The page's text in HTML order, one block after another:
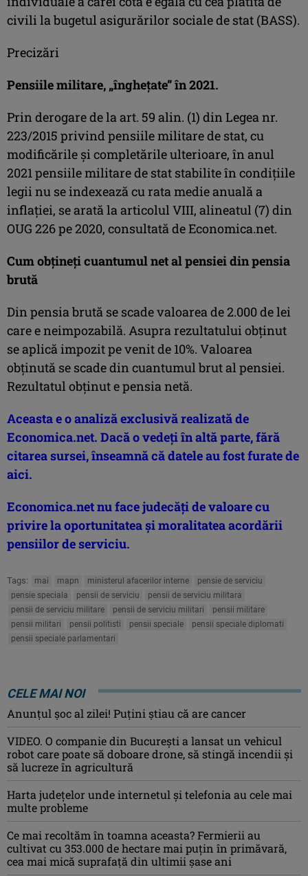
civili la bugetul asigurărilor sociale de stat (BASS).
Precizări
Pensiile militare, „îngheţate” în 2021.
Prin derogare de la art. 59 alin. (1) din Legea nr.
223/2015 privind pensiile militare de stat, cu
modificările și completările ulterioare, în anul
2021 pensiile militare de stat stabilite în condițiile
legii nu se indexează cu rata medie anuală a
inflaţiei, se arată la articolul VIII, alineatul (7) din
OUG 226 pe 2020, consultată de Economica.net.
Cum obţineţi cuantumul net al pensiei din pensia
brută
Din pensia brută se scade valoarea de 2.000 de lei
care e neimpozabilă. Asupra rezultatului obţinut
se aplică impozit pe venit de 10%. Valoarea
obţinută se scade din cuantumul brut al pensiei.
Rezultatul obţinut e pensia netă.
Aceasta e o analiză exclusivă realizată de
Economica.net. Dacă o vedeţi în altă parte, fără
citarea sursei, înseamnă că datele au fost furate de
aici.
Economica.net nu face judecăţi de valoare cu
privire la oportunitatea şi moralitatea acordării
pensiilor de serviciu.
Tags: mai mapn ministerul afacerilor interne
pensie de serviciu
pensie speciala
pensii de serviciu
pensii de serviciu militara
pensii de serviciu militare
pensii de serviciu militari
pensii militare
pensii militari
pensii politisti pensii speciale
pensii speciale diplomati
pensii speciale parlamentari
CELE MAI NOI
Anunţul şoc al zilei! Puţini ştiau că are cancer
VIDEO. O companie din București a lansat un vehicul
robot care poate să doboare drone, să stingă incendii și
să lucreze în agricultură
Harta județelor unde internetul și telefonia au cele mai
multe probleme
Ce mai recoltăm în toamna aceasta? Fermierii au
cultivat cu 353.000 de hectare mai puțin în primăvară,
cea mai mică suprafață din ultimii șase ani